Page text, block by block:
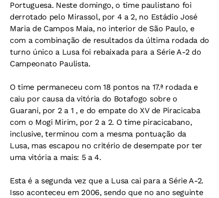
Portuguesa. Neste domingo, o time paulistano foi
derrotado pelo Mirassol, por 4 a 2, no Estádio José
Maria de Campos Maia, no interior de São Paulo, e
com a combinação de resultados da última rodada do
turno único a Lusa foi rebaixada para a Série A-2 do
Campeonato Paulista.
O time permaneceu com 18 pontos na 17.ª rodada e
caiu por causa da vitória do Botafogo sobre o
Guarani, por 2 a 1 , e do empate do XV de Piracicaba
com o Mogi Mirim, por 2 a 2. O time piracicabano,
inclusive, terminou com a mesma pontuação da
Lusa, mas escapou no critério de desempate por ter
uma vitória a mais: 5 a 4.
Esta é a segunda vez que a Lusa cai para a Série A-2.
Isso aconteceu em 2006, sendo que no ano seguinte